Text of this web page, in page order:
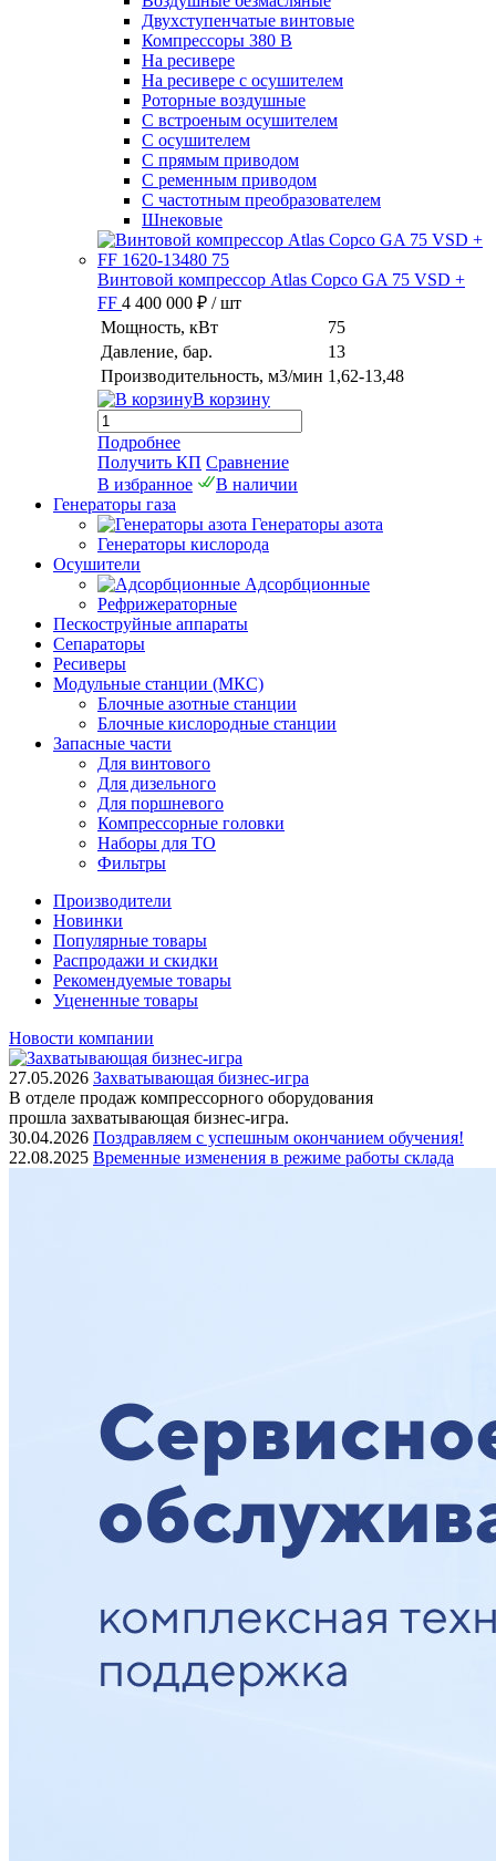
Двухступенчатые винтовые
Компрессоры 380 В
На ресивере
На ресивере с осушителем
Роторные воздушные
С встроеным осушителем
С осушителем
С прямым приводом
С ременным приводом
С частотным преобразователем
Шнековые
Винтовой компрессор Atlas Copco GA 75 VSD +
FF 4 400 000 ₽ / шт
Мощность, кВт
75
Давление, бар.
13
Производительность, м3/мин 1,62-13,48
В корзину
Подробнее
Получить КП Сравнение
В избранное
В наличии
Генераторы газа
Генераторы азота
Генераторы кислорода
Осушители
Адсорбционные
Рефрижераторные
Пескоструйные аппараты
Сепараторы
Ресиверы
Модульные станции (МКС)
Блочные азотные станции
Блочные кислородные станции
Запасные части
Для винтового
Для дизельного
Для поршневого
Компрессорные головки
Наборы для ТО
Фильтры
Производители
Новинки
Популярные товары
Распродажи и скидки
Рекомендуемые товары
Уцененные товары
Новости компании
27.05.2026 Захватывающая бизнес-игра
В отделе продаж компрессорного оборудования
прошла захватывающая бизнес-игра.
30.04.2026 Поздравляем с успешным окончанием обучения!
22.08.2025 Временные изменения в режиме работы склада